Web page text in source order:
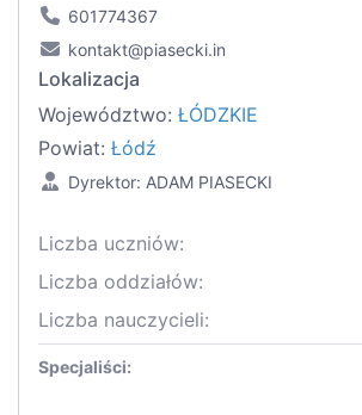
601774367
kontakt@piasecki.in
Lokalizacja
Województwo: ŁÓDZKIE
Powiat: Łódź
Dyrektor: ADAM PIASECKI
Liczba uczniów:
Liczba oddziałów:
Liczba nauczycieli:
Specjaliści: